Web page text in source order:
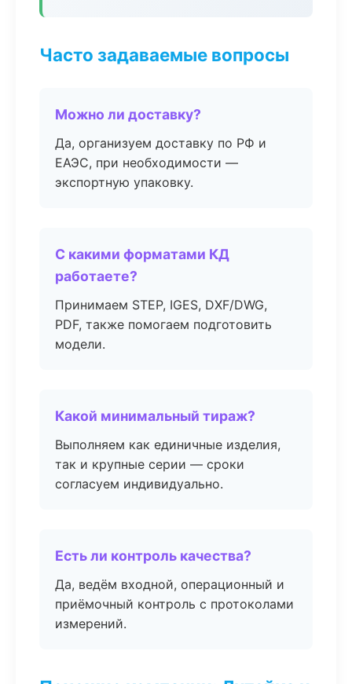
Часто задаваемые вопросы
Можно ли доставку?
Да, организуем доставку по РФ и
ЕАЭС, при необходимости —
экспортную упаковку.
С какими форматами КД
работаете?
Принимаем STEP, IGES, DXF/DWG,
PDF, также помогаем подготовить
модели.
Какой минимальный тираж?
Выполняем как единичные изделия,
так и крупные серии — сроки
согласуем индивидуально.
Есть ли контроль качества?
Да, ведём входной, операционный и
приёмочный контроль с протоколами
измерений.